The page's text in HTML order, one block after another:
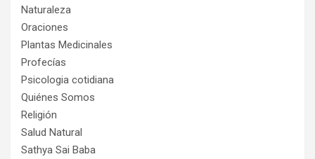
Naturaleza
Oraciones
Plantas Medicinales
Profecías
Psicologia cotidiana
Quiénes Somos
Religión
Salud Natural
Sathya Sai Baba